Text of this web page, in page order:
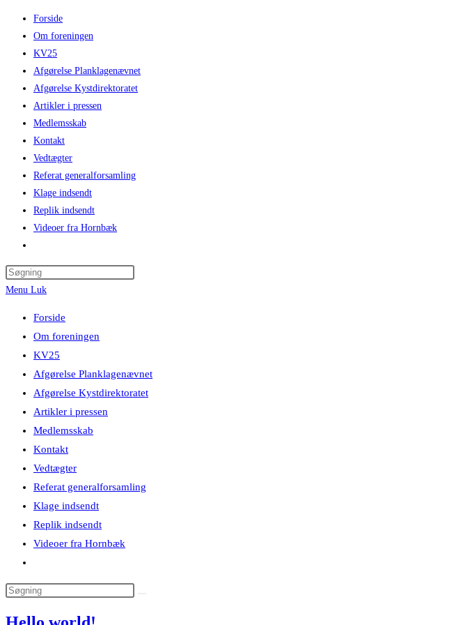
content
Forside
Om foreningen
KV25
Afgørelse Planklagenævnet
Afgørelse Kystdirektoratet
Artikler i pressen
Medlemsskab
Kontakt
Vedtægter
Referat generalforsamling
Klage indsendt
Replik indsendt
Videoer fra Hornbæk
search
Menu Luk
Forside
Om foreningen
KV25
Afgørelse Planklagenævnet
Afgørelse Kystdirektoratet
Artikler i pressen
Medlemsskab
Kontakt
Vedtægter
Referat generalforsamling
Klage indsendt
Replik indsendt
Videoer fra Hornbæk
search